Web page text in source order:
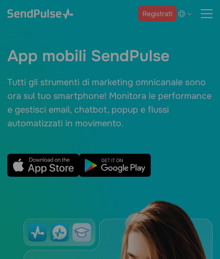
Registrati
App mobili SendPulse
Tutti gli strumenti di marketing omnicanale sono
ora sul tuo smartphone! Monitora le performance
e gestisci email, chatbot, popup e flussi
automatizzati in movimento.